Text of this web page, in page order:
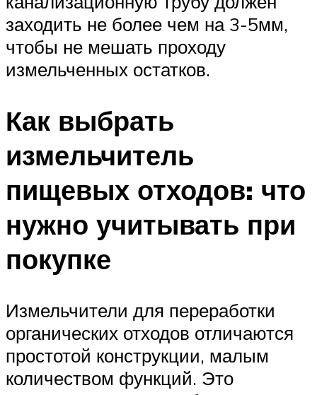
заходить не более чем на 3-5мм,
чтобы не мешать проходу
измельченных остатков.
Как выбрать
измельчитель
пищевых отходов: что
нужно учитывать при
покупке
Измельчители для переработки
органических отходов отличаются
простотой конструкции, малым
количеством функций. Это